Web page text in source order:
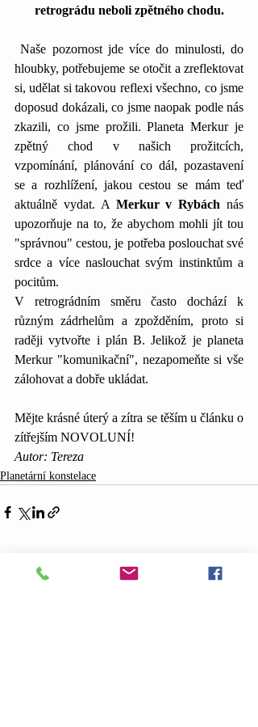
retrográdu neboli zpětného chodu.
Naše pozornost jde více do minulosti, do
hloubky, potřebujeme se otočit a zreflektovat
si, udělat si takovou reflexi všechno, co jsme
doposud dokázali, co jsme naopak podle nás
zkazili, co jsme prožili. Planeta Merkur je
zpětný chod v našich prožitcích,
vzpomínání, plánování co dál, pozastavení
se a rozhlížení, jakou cestou se mám teď
aktuálně vydat. A Merkur v Rybách nás
upozorňuje na to, že abychom mohli jít tou
"správnou" cestou, je potřeba poslouchat své
srdce a více naslouchat svým instinktům a
pocitům.
V retrográdním směru často dochází k
různým zádrhelům a zpožděním, proto si
raději vytvořte i plán B. Jelikož je planeta
Merkur "komunikační", nezapomeňte si vše
zálohovat a dobře ukládat.
Mějte krásné úterý a zítra se těším u článku o
zítřejším NOVOLUNÍ!
Autor: Tereza
Planetární konstelace
Nejnovější příspěvky Zobrazit vše